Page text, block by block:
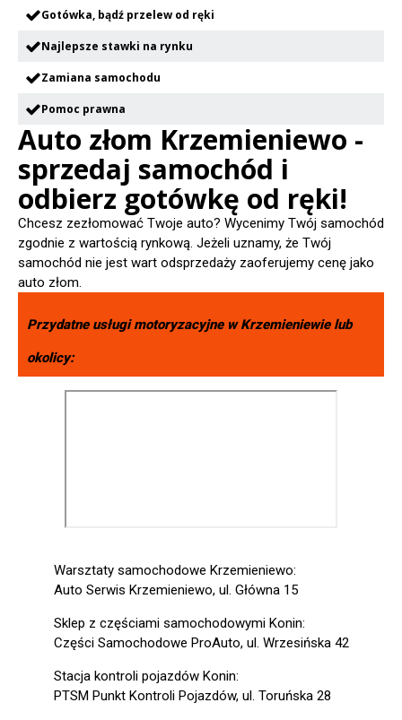
Gotówka, bądź przelew od ręki
Najlepsze stawki na rynku
Zamiana samochodu
Pomoc prawna
Auto złom Krzemieniewo -
sprzedaj samochód i
odbierz gotówkę od ręki!
Chcesz zezłomować Twoje auto? Wycenimy Twój samochód
zgodnie z wartością rynkową. Jeżeli uznamy, że Twój
samochód nie jest wart odsprzedaży zaoferujemy cenę jako
auto złom.
Przydatne usługi motoryzacyjne wKrzemieniewielub
okolicy:
Warsztaty samochodowe Krzemieniewo:
Auto Serwis Krzemieniewo, ul. Główna 15
Sklep z częściami samochodowymi Konin:
Części Samochodowe ProAuto, ul. Wrzesińska 42
Stacja kontroli pojazdów Konin:
PTSM Punkt Kontroli Pojazdów, ul. Toruńska 28